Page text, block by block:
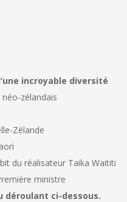
incroyable diversité
zélandais
Zélande
du réalisateur Taika Waititi
ministre
déroulant ci-dessous.